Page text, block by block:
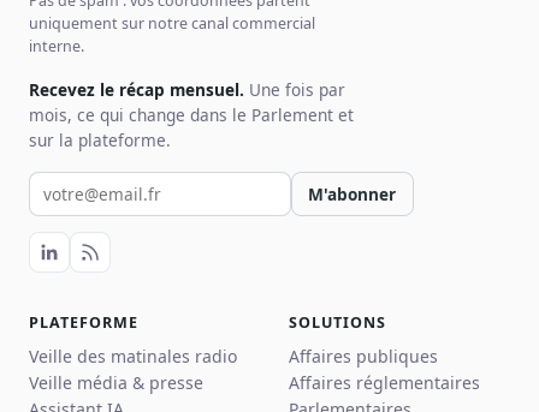
uniquement sur notre canal commercial
interne.
Recevez le récap mensuel. Une fois par
mois, ce qui change dans le Parlement et
sur la plateforme.
Votre email pour la newsletter
M'abonner
PLATEFORME
Veille des matinales radio
Veille média & presse
SOLUTIONS
Affaires publiques
Affaires réglementaires